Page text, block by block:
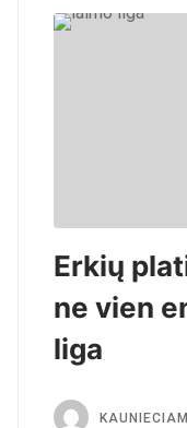
Erkių
ne vien
liga